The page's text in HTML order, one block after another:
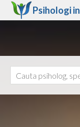
Psihologi in